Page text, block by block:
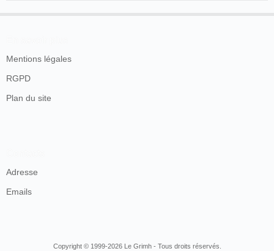
Mentions légales
RGPD
Plan du site
Adresse
Emails
Copyright © 1999-2026 Le Grimh - Tous droits réservés.